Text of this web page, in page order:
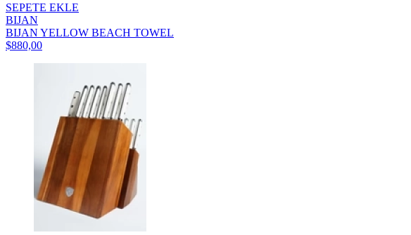
SEPETE EKLE
BIJAN
BIJAN YELLOW BEACH TOWEL
$880,00